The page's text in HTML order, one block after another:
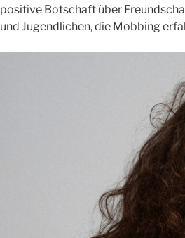
positive Botschaft über
und Jugendlichen, die Mobbing